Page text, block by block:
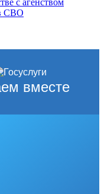
с агенством
СВО
вместе